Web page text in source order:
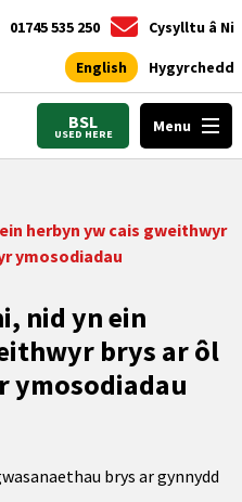
01745 535 250 Cysylltu â Ni
English Hygyrchedd
BSL
USED HERE Menu
herbyn yw cais gweithwyr
ymosodiadau
nid yn ein
brys ar ôl
ymosodiadau
brys ar gynnydd